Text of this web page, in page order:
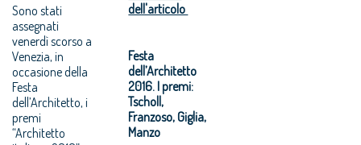
Sono stati
assegnati
venerdì scorso a
Venezia, in
occasione della
Festa
dell’Architetto, i
premi
“Architetto
dell'articolo
Festa
dell’Architetto
2016. I premi:
Tscholl,
Franzoso, Giglia,
Manzo